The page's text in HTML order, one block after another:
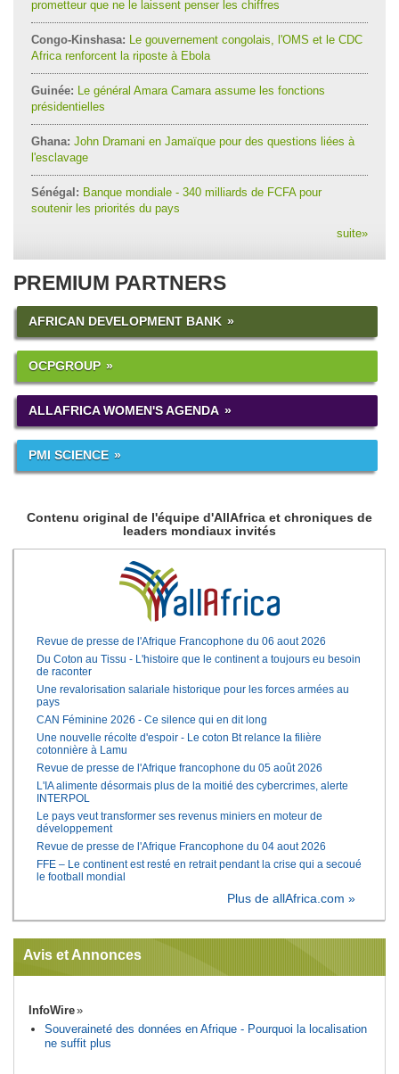
prometteur que ne le laissent penser les chiffres
Congo-Kinshasa: Le gouvernement congolais, l'OMS et le CDC
Africa renforcent la riposte à Ebola
Guinée: Le général Amara Camara assume les fonctions
présidentielles
Ghana: John Dramani en Jamaïque pour des questions liées à
l'esclavage
Sénégal: Banque mondiale - 340 milliards de FCFA pour
soutenir les priorités du pays
suite»
PREMIUM PARTNERS
AFRICAN DEVELOPMENT BANK
OCPGROUP
ALLAFRICA WOMEN'S AGENDA
PMI SCIENCE
Contenu original de l'équipe d'AllAfrica et chroniques de
leaders mondiaux invités
Revue de presse de l'Afrique Francophone du 06 aout 2026
Du Coton au Tissu - L'histoire que le continent a toujours eu besoin
de raconter
Une revalorisation salariale historique pour les forces armées au
pays
CAN Féminine 2026 - Ce silence qui en dit long
Une nouvelle récolte d'espoir - Le coton Bt relance la filière
cotonnière à Lamu
Revue de presse de l'Afrique francophone du 05 août 2026
L'IA alimente désormais plus de la moitié des cybercrimes, alerte
INTERPOL
Le pays veut transformer ses revenus miniers en moteur de
développement
Revue de presse de l'Afrique Francophone du 04 aout 2026
FFE – Le continent est resté en retrait pendant la crise qui a secoué
le football mondial
Plus de allAfrica.com »
Avis et Annonces
InfoWire
Souveraineté des données en Afrique - Pourquoi la localisation
ne suffit plus